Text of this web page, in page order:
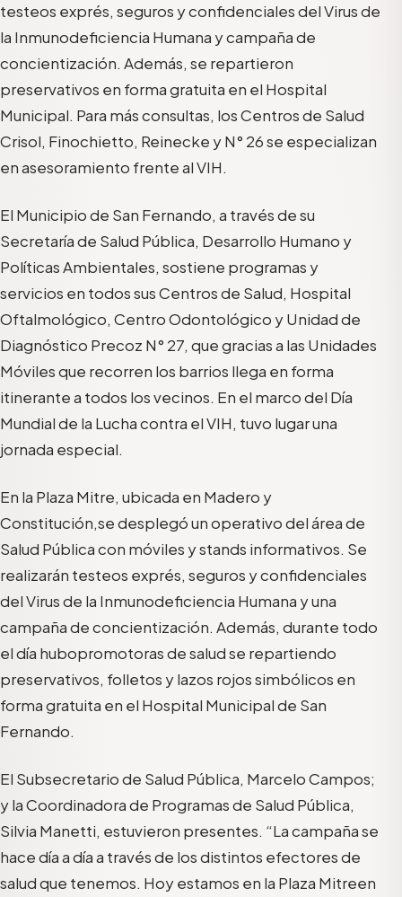
testeos exprés, seguros y confidencialesdelVirusde
la Inmunodeficiencia Humana ycampaña de
concientización. Además, se repartieron
preservativos en forma gratuita en el Hospital
Municipal. Para más consultas, losCentros de Salud
Crisol, Finochietto, Reinecke y N° 26se especializan
en asesoramiento frente al VIH.
El Municipio de San Fernando, a través de su
Secretaría de Salud Pública, Desarrollo Humano y
PolíticasAmbientales, sostiene programas y
servicios en todos sus Centros de Salud, Hospital
Oftalmológico, Centro Odontológico y Unidad de
Diagnóstico Precoz N° 27, que gracias a las Unidades
Móviles que recorren los barrios llega en forma
itinerante a todos los vecinos. En el marco del Día
Mundial de la Lucha contra el VIH, tuvo lugar una
jornada especial.
En la Plaza Mitre, ubicada en Madero y
Constitución,se desplegóun operativo del área de
Salud Pública con móviles y stands informativos. Se
realizarán testeos exprés, seguros y confidenciales
del Virus de la Inmunodeficiencia Humana y una
campaña de concientización. Además, durante todo
el día hubopromotoras de salud se repartiendo
preservativos, folletos y lazos rojos simbólicos en
forma gratuita en el Hospital Municipal de San
Fernando.
El Subsecretario de Salud Pública, Marcelo Campos;
y la Coordinadora de Programas de Salud Pública,
Silvia Manetti, estuvieron presentes. “La campaña se
hace día a día a través de los distintos efectores de
salud que tenemos. Hoy estamos en la Plaza Mitreen